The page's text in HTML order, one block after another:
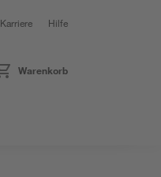
Karriere Hilfe
Warenkorb